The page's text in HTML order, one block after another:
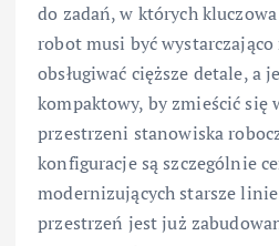
do zadań, w których
robot musi być wystarczająco
obsługiwać cięższe detale, a
kompaktowy, by zmieścić się
przestrzeni stanowiska
konfiguracje są szczególnie
modernizujących starsze
przestrzeń jest już